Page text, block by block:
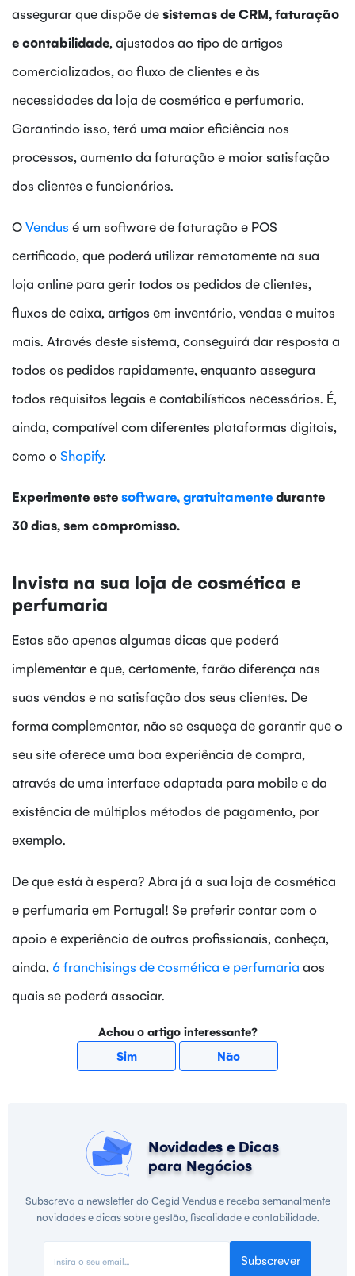
assegurar que dispõe desistemas de CRM, faturação
e contabilidade, ajustados ao tipo de artigos
comercializados, ao fluxo de clientes e às
necessidades da loja de cosmética e perfumaria.
Garantindo isso, terá uma maior eficiência nos
processos, aumento da faturação e maior satisfação
dos clientes e funcionários.
OVendus é um software de faturação e POS
certificado, que poderá utilizar remotamente na sua
loja online para gerir todos os pedidos de clientes,
fluxos de caixa, artigos em inventário, vendas e muitos
mais. Através deste sistema, conseguirá dar resposta a
todos os pedidos rapidamente, enquanto assegura
todos requisitos legais e contabilísticos necessários. É,
ainda, compatível com diferentes plataformas digitais,
como oShopify.
Experimente estesoftware, gratuitamentedurante
30 dias, sem compromisso.
Invista na sua loja de cosmética e
perfumaria
Estas são apenas algumas dicas que poderá
implementar e que, certamente, farão diferença nas
suas vendas e na satisfação dos seus clientes. De
forma complementar, não se esqueça de garantir que o
seu site oferece uma boa experiência de compra,
através de uma interface adaptada para mobile e da
existência de múltiplos métodos de pagamento, por
exemplo.
De que está à espera? Abra já a sua loja de cosmética
e perfumaria em Portugal! Se preferir contar com o
apoio e experiência de outros profissionais, conheça,
ainda, 6 franchisings de cosmética e perfumaria aos
quais se poderá associar.
Achou o artigo interessante?
Sim
Não
Novidades e Dicas
para Negócios
Subscreva a newsletter do Cegid Vendus e receba semanalmente
novidades e dicas sobre gestão, fiscalidade e contabilidade.
Subscrever